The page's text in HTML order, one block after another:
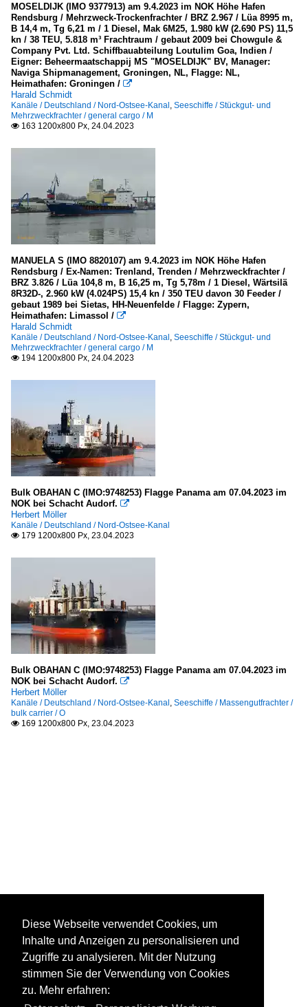
MOSELDIJK (IMO 9377913) am 9.4.2023 im NOK Höhe Hafen
Rendsburg / Mehrzweck-Trockenfrachter / BRZ 2.967 / Lüa 8995 m,
B 14,4 m, Tg 6,21 m / 1 Diesel, Mak 6M25, 1.980 kW (2.690 PS) 11,5
kn / 38 TEU, 5.818 m³ Frachtraum / gebaut 2009 bei Chowgule &
Company Pvt. Ltd. Schiffbauabteilung Loutulim Goa, Indien /
Eigner: Beheermaatschappij MS "MOSELDIJK" BV, Manager:
Naviga Shipmanagement, Groningen, NL, Flagge: NL,
Heimathafen: Groningen / 
Harald Schmidt
Kanäle / Deutschland / Nord-Ostsee-Kanal, Seeschiffe / Stückgut- und
Mehrzweckfrachter / general cargo / M
 163 1200x800 Px, 24.04.2023
MANUELA S (IMO 8820107) am 9.4.2023 im NOK Höhe Hafen
Rendsburg / Ex-Namen: Trenland, Trenden / Mehrzweckfrachter /
BRZ 3.826 / Lüa 104,8 m, B 16,25 m, Tg 5,78m / 1 Diesel, Wärtsilä
8R32D-, 2.960 kW (4.024PS) 15,4 kn / 350 TEU davon 30 Feeder /
gebaut 1989 bei Sietas, HH-Neuenfelde / Flagge: Zypern,
Heimathafen: Limassol / 
Harald Schmidt
Kanäle / Deutschland / Nord-Ostsee-Kanal, Seeschiffe / Stückgut- und
Mehrzweckfrachter / general cargo / M
 194 1200x800 Px, 24.04.2023
Bulk OBAHAN C (IMO:9748253) Flagge Panama am 07.04.2023 im
NOK bei Schacht Audorf. 
Herbert Möller
Kanäle / Deutschland / Nord-Ostsee-Kanal
 179 1200x800 Px, 23.04.2023
Bulk OBAHAN C (IMO:9748253) Flagge Panama am 07.04.2023 im
NOK bei Schacht Audorf. 
Herbert Möller
Kanäle / Deutschland / Nord-Ostsee-Kanal, Seeschiffe / Massengutfrachter /
bulk carrier / O
 169 1200x800 Px, 23.04.2023
Diese Webseite verwendet Cookies, um
Inhalte und Anzeigen zu personalisieren und
Zugriffe zu analysieren. Mit der Nutzung
stimmen Sie der Verwendung von Cookies
zu. Mehr erfahren: